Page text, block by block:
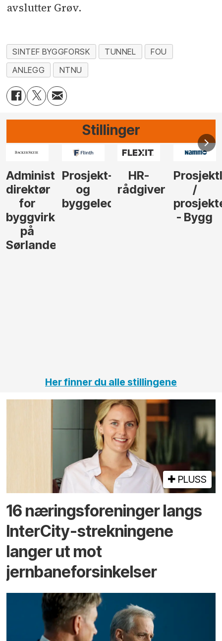
avslutter Grøv.
SINTEF BYGGFORSK TUNNEL
FOU
ANLEGG
NTNU
Stillinger
Prosjekt-
og
byggeleder
HR-
rådgiver
Prosjektleder
/
Vi
til
Her finner du alle stillingene
PLUSS
16 næringsforeninger langs
InterCity-strekningene
langer ut mot
jernbaneforsinkelser